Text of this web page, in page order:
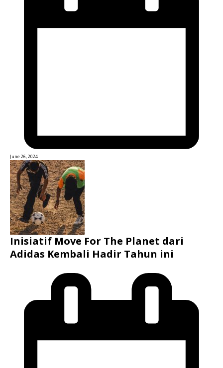
June 26, 2024
Inisiatif Move For The Planet dari
Adidas Kembali Hadir Tahun ini